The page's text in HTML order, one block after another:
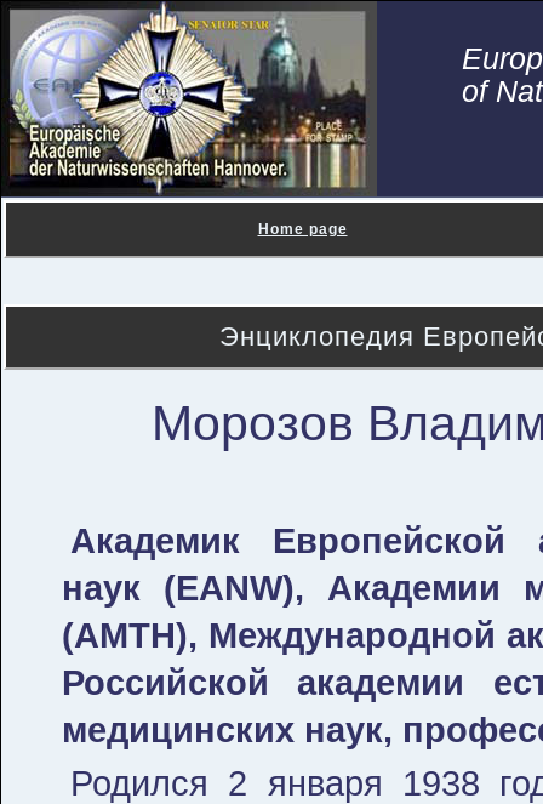
of
Home page
Энциклопедия
Морозов
Академик Европейской
наук (EANW), Академии
(АМТН), Международной
Российской академии
медицинских наук,
Родился 2 января 1938